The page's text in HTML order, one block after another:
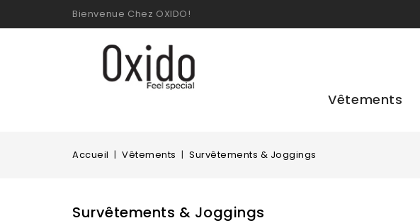
Bienvenue Chez OXIDO!
Vêtements
Accueil Vêtements Survêtements & Joggings
Survêtements & Joggings